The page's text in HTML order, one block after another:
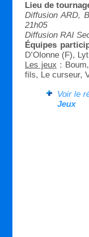
Lieu de
Diffusion ARD,
21h05
Diffusion RAI
Équipes
D’Olonne (F),
Les jeux :
fils, Le curseur,
Voir le
Jeux